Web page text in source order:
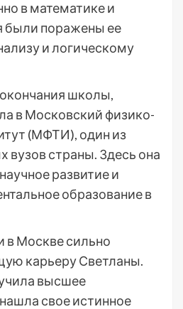
в математике и
были поражены ее
и логическому
окончания школы,
в Московский физико-
(МФТИ), один из
страны. Здесь она
развитие и
образование в
в Москве сильно
карьеру Светланы.
высшее
свое истинное